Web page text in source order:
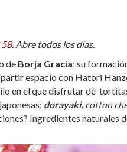
Abre todos los días.
de Borja Gracia: su
espacio con Hatori
en el que disfrutar de
dorayaki, cotton
Ingredientes naturales